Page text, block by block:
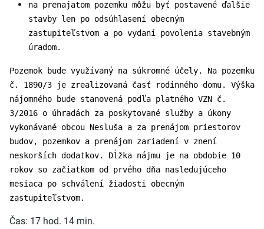
na prenajatom pozemku môžu byť postavené ďalšie
stavby len po odsúhlasení obecným
zastupiteľstvom a po vydaní povolenia stavebným
úradom.
Pozemok bude využívaný na súkromné účely. Na pozemku
č. 1890/3 je zrealizovaná časť rodinného domu. Výška
nájomného bude stanovená podľa platného VZN č.
3/2016 o úhradách za poskytované služby a úkony
vykonávané obcou Nesluša a za prenájom priestorov
budov, pozemkov a prenájom zariadení v znení
neskorších dodatkov. Dĺžka nájmu je na obdobie 10
rokov so začiatkom od prvého dňa nasledujúceho
mesiaca po schválení žiadosti obecným
zastupiteľstvom.
Čas: 17 hod. 14 min.